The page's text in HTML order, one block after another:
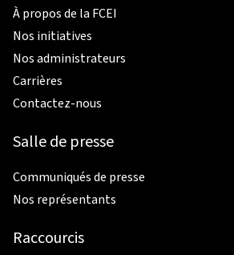
À propos de la FCEI
Nos initiatives
Nos administrateurs
Carrières
Contactez-nous
Salle de presse
Communiqués de presse
Nos représentants
Raccourcis